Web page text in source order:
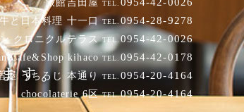
TEL.
と日本料理 十一口TEL. 0954-28-9278
クロニクルテラスTEL.0954-42-0026
kihacoTEL. 0954-42-0178
屋 うちろじ 本通りTEL. 0954-20-4164
chocolaterie 6区TEL.0954-20-4164